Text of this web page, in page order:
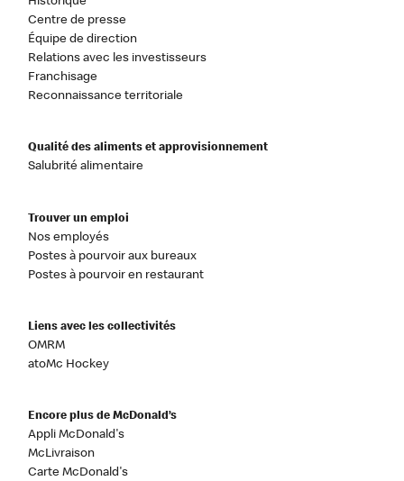
Centre de presse
Équipe de direction
Relations avec les investisseurs
Franchisage
Reconnaissance territoriale
Qualité des aliments et approvisionnement
Salubrité alimentaire
Trouver un emploi
Nos employés
Postes à pourvoir aux bureaux
Postes à pourvoir en restaurant
Liens avec les collectivités
OMRM
atoMc Hockey
Encore plus de McDonald’s
Appli McDonald's
McLivraison
Carte McDonald's